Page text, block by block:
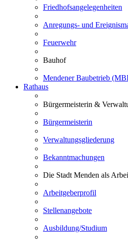
Friedhofsangelegenheiten
Anregungs- und
Feuerwehr
Bauhof
Mendener Baubetrieb
Rathaus
Bürgermeisterin &
Bürgermeisterin
Verwaltungsgliederung
Bekanntmachungen
Die Stadt Menden als
Arbeitgeberprofil
Stellenangebote
Ausbildung/Studium